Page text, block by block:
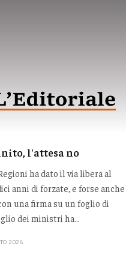
l'attesa no
ha dato il via libera al
anni di forzate, e forse anche
una firma su un foglio di
dei ministri ha...
2026